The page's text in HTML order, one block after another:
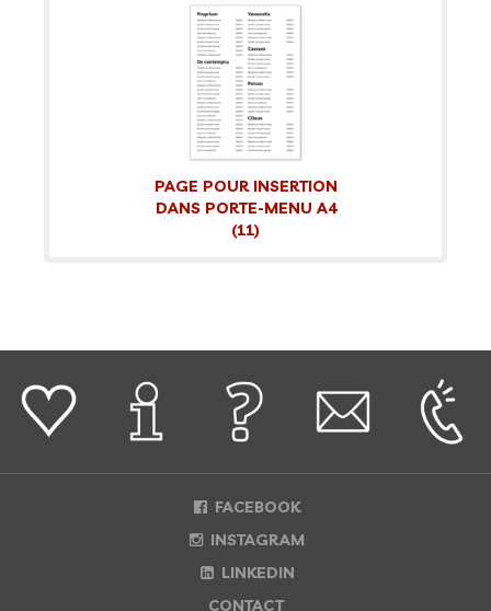
PAGE POUR INSERTION
DANS PORTE-MENU A4
(11)
FACEBOOK
INSTAGRAM
LINKEDIN
CONTACT